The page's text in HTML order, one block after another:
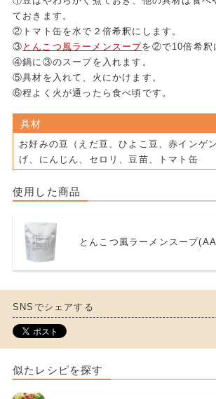
ておきます。
②トマト缶を水で２倍希釈にします。
③ とんこつ風ラーメンスープを②で10倍希釈
④鍋に③のスープを入れます。
⑤具材を入れて、火にかけます。
⑥程よく火が通ったら食べ頃です。
具材
お好みの豆（えだ豆、ひよこ豆、赤インゲ
げ、にんじん、セロリ、豆苗、トマト缶
使用した商品
とんこつ風ラーメンスープ
SNSでシェアする
似たレシピを探す